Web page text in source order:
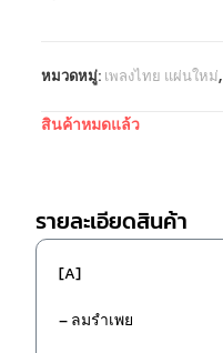
หมวดหมู่: เพลงไทย แผ่นใหม่,
สินค้าหมดแล้ว
รายละเอียดสินค้า
[A]
– ลมรำเพย